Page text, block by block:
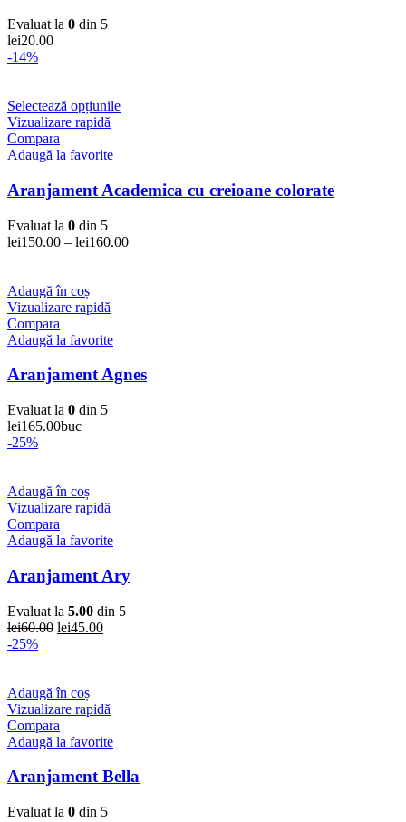
Evaluat la 0 din 5
lei20.00
-14%
Selectează opțiunile
Vizualizare rapidă
Compara
Adaugă la favorite
Aranjament Academica cu creioane colorate
Evaluat la 0 din 5
lei150.00 – lei160.00
Adaugă în coș
Vizualizare rapidă
Compara
Adaugă la favorite
Aranjament Agnes
Evaluat la 0 din 5
lei165.00buc
-25%
Adaugă în coș
Vizualizare rapidă
Compara
Adaugă la favorite
Aranjament Ary
Evaluat la 5.00 din 5
lei60.00 Prețul
lei60.00.
lei45.00Prețul
-25%
Adaugă în coș
Vizualizare rapidă
Compara
Adaugă la favorite
Aranjament Bella
Evaluat la 0 din 5